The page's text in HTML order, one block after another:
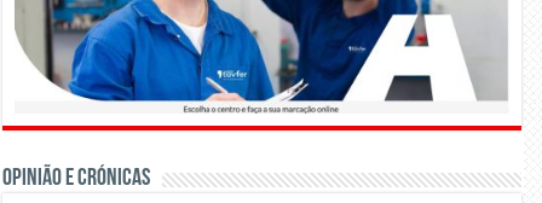
OPINIÃO E CRÓNICAS